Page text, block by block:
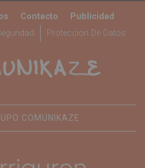
Contacto
Publicidad
Protección De Datos
COMUNIKAZE